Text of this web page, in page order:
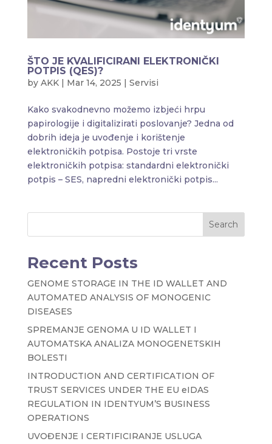
ŠTO JE KVALIFICIRANI ELEKTRONIČKI
POTPIS (QES)?
by AKK| Mar 14, 2025 Servisi
Kako svakodnevno možemo izbjeći hrpu
papirologije i digitalizirati poslovanje? Jedna od
dobrih ideja je uvođenje i korištenje
elektroničkih potpisa. Postoje tri vrste
elektroničkih potpisa: standardni elektronički
potpis – SES, napredni elektronički potpis...
Search
Recent Posts
GENOME STORAGE IN THE ID WALLET AND
AUTOMATED ANALYSIS OF MONOGENIC
DISEASES
SPREMANJE GENOMA U ID WALLET I
AUTOMATSKA ANALIZA MONOGENETSKIH
BOLESTI
INTRODUCTION AND CERTIFICATION OF
TRUST SERVICES UNDER THE EU eIDAS
REGULATION IN IDENTYUM’S BUSINESS
OPERATIONS
UVOĐENJE I CERTIFICIRANJE USLUGA